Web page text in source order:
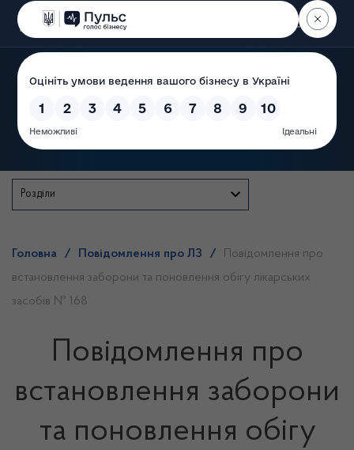
Пошук
Розділи
Головна / Повідомлення про ЛЗ /
Повідомлення про
встановлення заборони та поновлення обігу лікарських
засобів № 168
Повідомлення про
встановлення заборони
та поновлення обігу